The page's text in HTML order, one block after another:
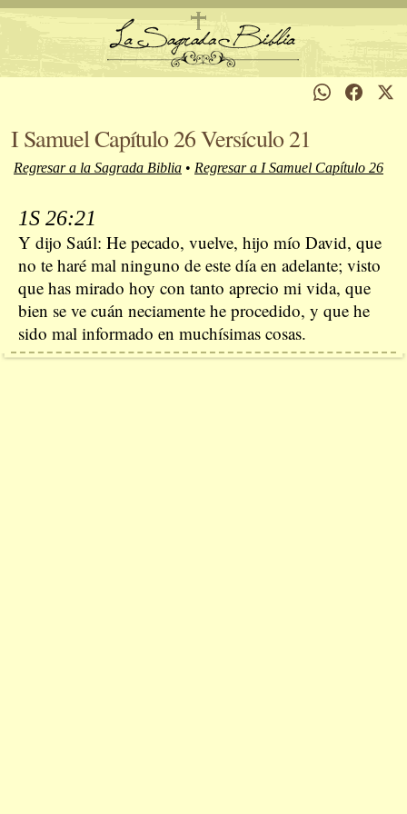
I Samuel Capítulo 26 Versículo 21
Regresar a la Sagrada Biblia • Regresar a I Samuel Capítulo 26
1S 26:21
Y dijo Saúl: He pecado, vuelve, hijo mío David, que
no te haré mal ninguno de este día en adelante; visto
que has mirado hoy con tanto aprecio mi vida, que
bien se ve cuán neciamente he procedido, y que he
sido mal informado en muchísimas cosas.